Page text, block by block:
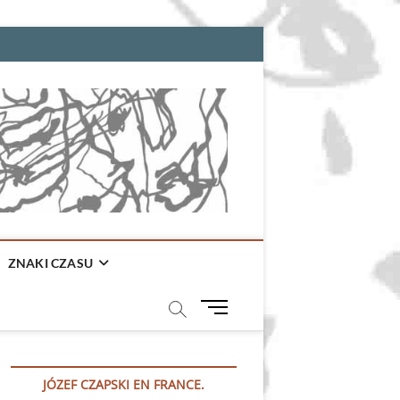
ZNAKI CZASU
M
u
JÓZEF CZAPSKI EN FRANCE.